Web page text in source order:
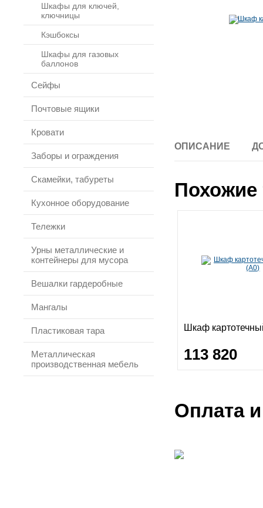
Шкафы для ключей,
ключницы
Кэшбоксы
Шкафы для газовых
баллонов
Сейфы
Почтовые ящики
Кровати
Заборы и ограждения
Скамейки, табуреты
Кухонное оборудование
Тележки
Урны металлические и
контейнеры для мусора
Вешалки гардеробные
Мангалы
Пластиковая тара
Металлическая
производственная мебель
ОПИСАНИЕ
Шкаф
113 820
Оплата